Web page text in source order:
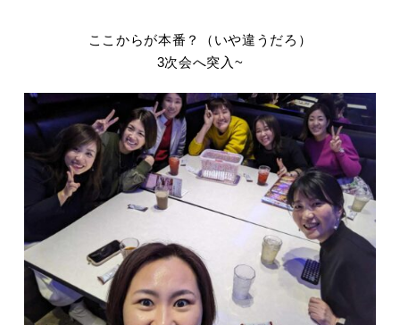
ここからが本番？（いや違うだろ）
3次会へ突入~